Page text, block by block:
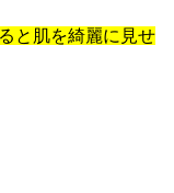
と肌を綺麗に見せ